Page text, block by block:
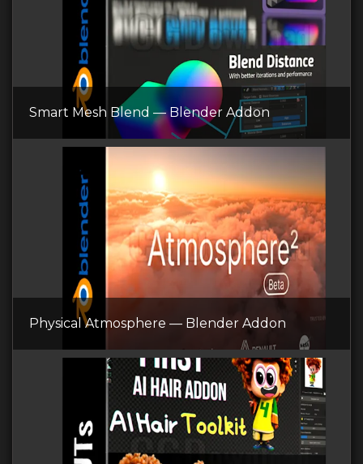
Smart Mesh Blend — Blender Addon
Physical Atmosphere — Blender Addon